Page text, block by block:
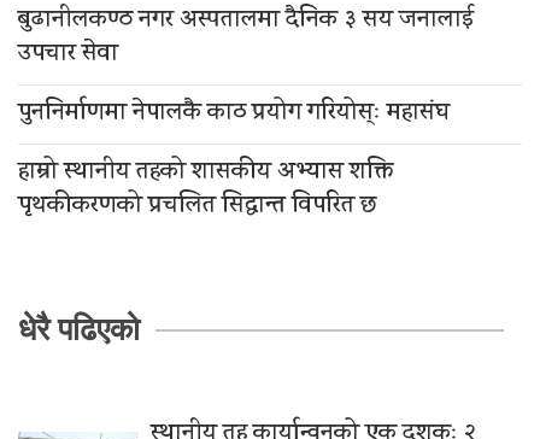
बुढानीलकण्ठ नगर अस्पतालमा दैनिक ३ सय जनालाई
उपचार सेवा
पुननिर्माणमा नेपालकै काठ प्रयोग गरियोस्ः महासंघ
हाम्रो स्थानीय तहको शासकीय अभ्यास शक्ति
पृथकीकरणको प्रचलित सिद्धान्त विपरित छ
धेरै पढिएको